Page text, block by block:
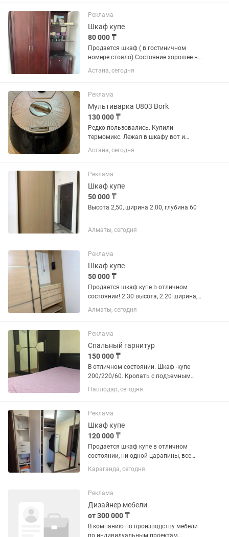
Реклама
Шкаф купе
80 000 ₸
Продается шкаф ( в гостиничном
номере стояло) Состояние хорошее но
очень тяжелый Во всем вопросам
звонить по номеру или писать на Торг
Астана, сегодня
Реклама
Мультиварка U803 Bork
130 000 ₸
Редко пользовались. Купили
термомикс. Лежал в шкафу вот и
продаем
Астана, сегодня
Реклама
Шкаф купе
50 000 ₸
Высота 2,50, ширина 2.00, глубина 60
Алматы, сегодня
Реклама
Шкаф купе
50 000 ₸
Продается шкаф купе в отличном
состоянии! 2.30 высота, 2.20 ширина,
глубина 62. Самовывоз, цена 50 000 тг.
Алматы, сегодня
Реклама
Спальный гарнитур
150 000 ₸
В отличном состоянии. Шкаф -купе
200/220/60. Кровать с подъемным
механизмом 210/180. Матрас
ортопедический в подарок
Павлодар, сегодня
Реклама
Шкаф купе
120 000 ₸
Продается шкаф купе в отличном
состоянии, ни одной царапины, все
механизмы рабочие, полки есть шкаф
купе все двери целые Размеры высота
встрече
Караганда, сегодня
Реклама
Дизайнер мебели
от 300 000 ₸
В компанию по производству мебели
по индивидуальным проектам